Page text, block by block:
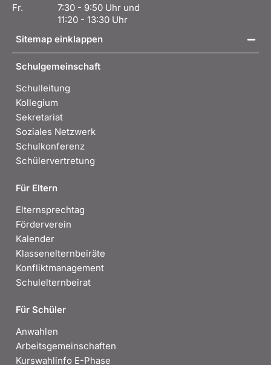
Fr.
7:30 - 9:50 Uhr und
11:20 - 13:30 Uhr
Sitemap einklappen
Schulgemeinschaft
Schulleitung
Kollegium
Sekretariat
Soziales Netzwerk
Schulkonferenz
Schülervertretung
Für Eltern
Elternsprechtag
Förderverein
Kalender
Klassenelternbeiräte
Konfliktmanagement
Schulelternbeirat
Für Schüler
Anwahlen
Arbeitsgemeinschaften
Kurswahlinfo E-Phase